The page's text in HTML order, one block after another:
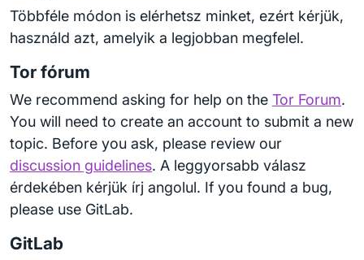
Többféle módon is elérhetsz minket, ezért kérjük,
használd azt, amelyik a legjobban megfelel.
Tor fórum
We recommend asking for help on the Tor Forum.
You will need to create an account to submit a new
topic. Before you ask, please review our
discussion guidelines. A leggyorsabb válasz
érdekében kérjük írj angolul. If you found a bug,
please use GitLab.
GitLab